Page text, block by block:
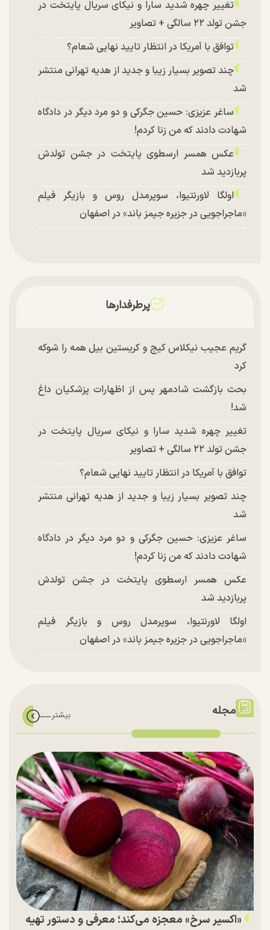
تغییر چهره شدید سارا و نیکای سریال پایتخت در
جشن تولد ۲۲ سالگی + تصاویر
توافق با آمریکا در انتظار تایید نهایی شعام؟
چند تصویر بسیار زیبا و جدید از هدیه تهرانی منتشر
شد
ساغر عزیزی: حسین جگرکی و دو مرد دیگر در دادگاه
شهادت دادند که من زنا کردم!
عکس همسر ارسطوی پایتخت در جشن تولدش
پربازدید شد
اولگا لاورنتیوا، سوپرمدل روس و بازیگر فیلم
«ماجراجویی در جزیره جیمز باند» در اصفهان
پرطرفدارها
گریم عجیب نیکلاس کیج و کریستین بیل همه را شوکه
کرد
بحث بازگشت شادمهر پس از اظهارات پزشکیان داغ
شد!
تغییر چهره شدید سارا و نیکای سریال پایتخت در
جشن تولد ۲۲ سالگی + تصاویر
توافق با آمریکا در انتظار تایید نهایی شعام؟
چند تصویر بسیار زیبا و جدید از هدیه تهرانی منتشر
شد
ساغر عزیزی: حسین جگرکی و دو مرد دیگر در دادگاه
شهادت دادند که من زنا کردم!
عکس همسر ارسطوی پایتخت در جشن تولدش
پربازدید شد
اولگا لاورنتیوا، سوپرمدل روس و بازیگر فیلم
«ماجراجویی در جزیره جیمز باند» در اصفهان
مجله
«اکسیر سرخ» معجزه می‌کند؛ معرفی و دستور تهیه